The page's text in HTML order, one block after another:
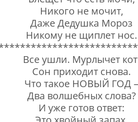
Никого не мочит,
Даже Дедушка Мороз
Никому не щиплет нос.
Все ушли. Мурлычет
Сон приходит снова.
Что такое НОВЫЙ ГОД
Два волшебных слова?
И уже готов ответ: